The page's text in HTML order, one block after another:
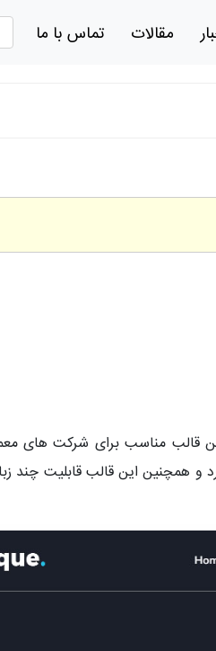
مقالات تماس با ما
قالب مناسب برای شرکت های
و همچنین این قالب قابلیت چند